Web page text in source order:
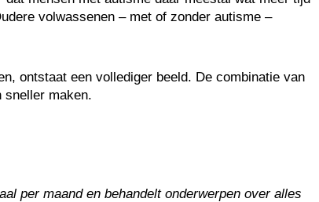
volwassenen – met of zonder autisme –
ontstaat een vollediger beeld. De combinatie van
sneller maken.
per maand en behandelt onderwerpen over alles